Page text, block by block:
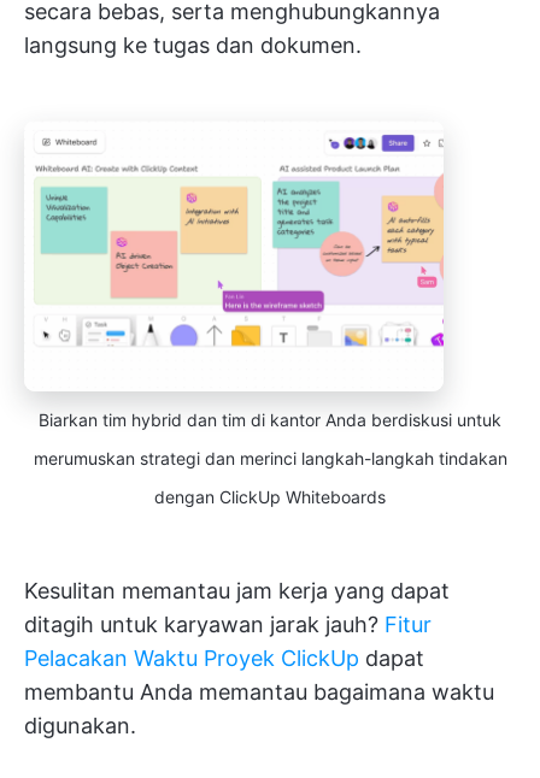
secara bebas, serta menghubungkannya
langsung ke tugas dan dokumen.
Biarkan tim hybrid dan tim di kantor Anda berdiskusi untuk
merumuskan strategi dan merinci langkah-langkah tindakan
dengan ClickUp Whiteboards
Kesulitan memantau jam kerja yang dapat
ditagih untuk karyawan jarak jauh? Fitur
Pelacakan Waktu Proyek ClickUp dapat
membantu Anda memantau bagaimana waktu
digunakan.